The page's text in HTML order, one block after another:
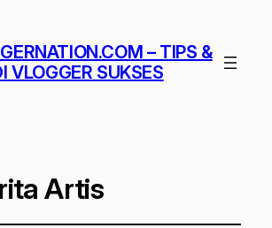
– TIPS &
VLOGGER SUKSES
Artis